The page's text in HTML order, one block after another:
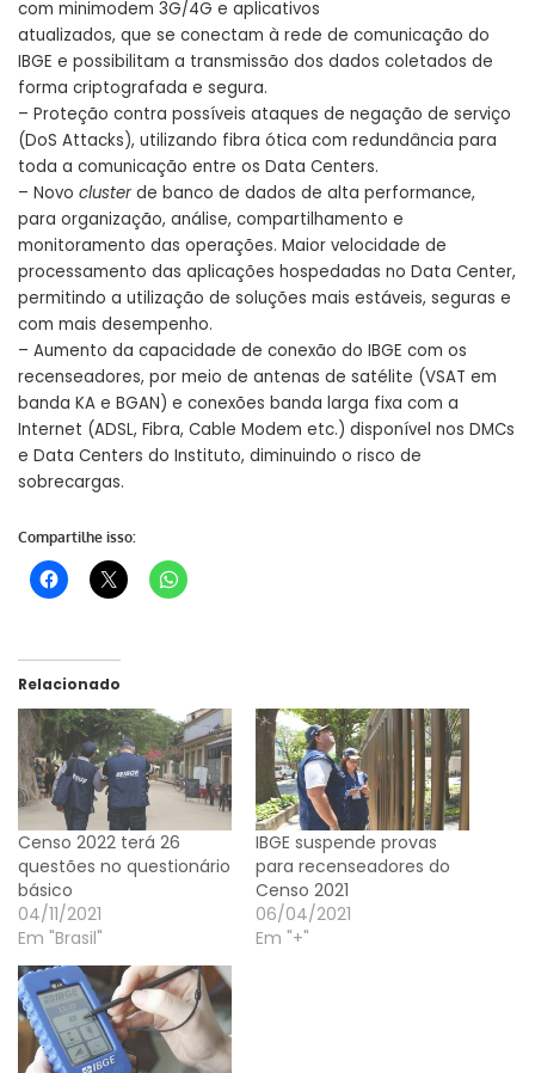
com minimodem 3G/4G e aplicativos
atualizados, que se conectam à rede de comunicação do
IBGE e possibilitam a transmissão dos dados coletados de
forma criptografada e segura.
– Proteção contra possíveis ataques de negação de serviço
(DoS Attacks), utilizando fibra ótica com redundância para
toda a comunicação entre os Data Centers.
– Novo cluster de banco de dados de alta performance,
para organização, análise, compartilhamento e
monitoramento das operações. Maior velocidade de
processamento das aplicações hospedadas no Data Center,
permitindo a utilização de soluções mais estáveis, seguras e
com mais desempenho.
– Aumento da capacidade de conexão do IBGE com os
recenseadores, por meio de antenas de satélite (VSAT em
banda KA e BGAN) e conexões banda larga fixa com a
Internet (ADSL, Fibra, Cable Modem etc.) disponível nos DMCs
e Data Centers do Instituto, diminuindo o risco de
sobrecargas.
Compartilhe isso:
Relacionado
Censo 2022 terá 26
questões no questionário
básico
04/11/2021
Em "Brasil"
IBGE suspende provas
para recenseadores do
Censo 2021
06/04/2021
Em "+"